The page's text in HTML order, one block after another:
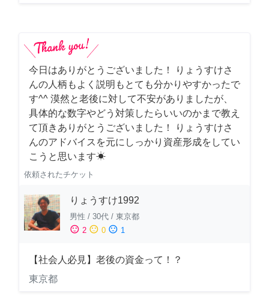
今日はありがとうございました！ りょうすけさ
んの人柄もよく説明もとても分かりやすかったで
す^^ 漠然と老後に対して不安がありましたが、
具体的な数字やどう対策したらいいのかまで教え
て頂きありがとうございました！ りょうすけさ
んのアドバイスを元にしっかり資産形成をしてい
こうと思います☀︎
依頼されたチケット
りょうすけ1992
男性 / 30代 / 東京都
sentiment_satisfied 2 sentiment_neutral 0 sentiment_dissatisfied 1
【社会人必見】老後の資金って！？
東京都